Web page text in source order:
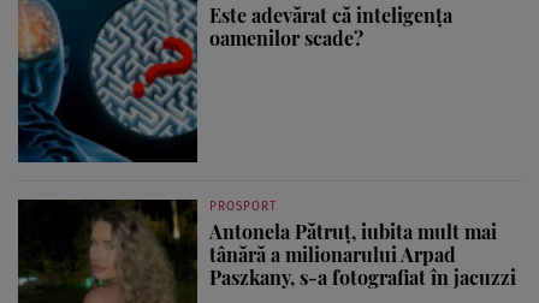
Este adevărat că inteligența
oamenilor scade?
PROSPORT
Antonela Pătruț, iubita mult mai
tânără a milionarului Arpad
Paszkany, s-a fotografiat în jacuzzi